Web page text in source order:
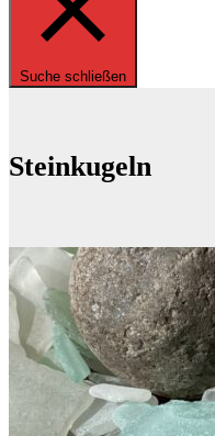
Suche schließen
Steinkugeln